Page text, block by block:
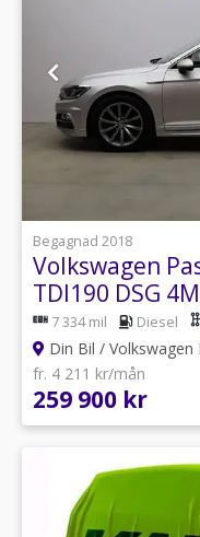
Begagnad 2018
Volkswagen
TDI190 DSG
Line/Executive/
7 334 mil Diesel
Din Bil /
fr. 4 211 kr/mån
259 900 kr